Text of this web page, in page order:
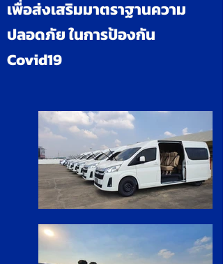
เพื่อส่งเสริมมาตราฐานความ
ปลอดภัย ในการป้องกัน
Covid19